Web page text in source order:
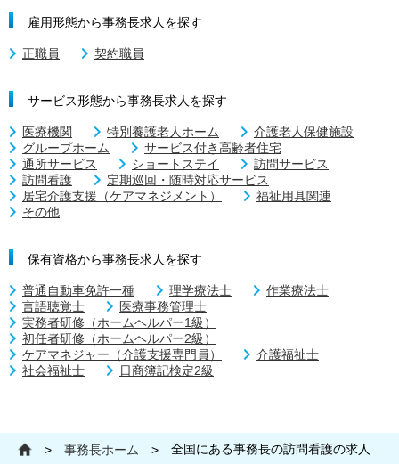
雇用形態から事務長求人を探す
正職員 契約職員
サービス形態から事務長求人を探す
医療機関 特別養護老人ホーム
介護老人保健施設
グループホーム
サービス付き高齢者住宅
通所サービス
ショートステイ
訪問サービス
訪問看護
定期巡回・随時対応サービス
居宅介護支援（ケアマネジメント）
福祉用具関連
その他
保有資格から事務長求人を探す
普通自動車免許一種 理学療法士
作業療法士
言語聴覚士
医療事務管理士
実務者研修（ホームヘルパー1級）
初任者研修（ホームヘルパー2級）
ケアマネジャー（介護支援専門員）
介護福祉士
社会福祉士
日商簿記検定2級
> 事務長ホーム > 全国にある事務長の訪問看護の求人